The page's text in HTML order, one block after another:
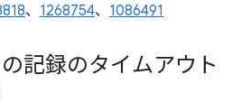
、 1268754、 1086491
記録のタイムアウト